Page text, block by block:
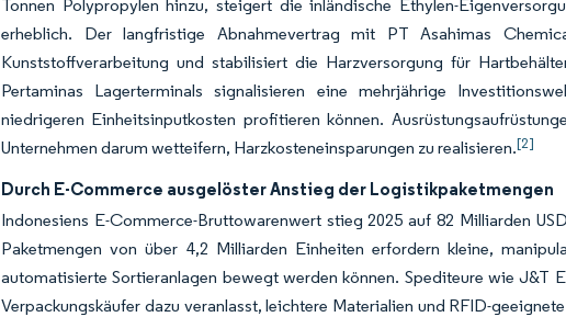
Tonnen Polypropylen hinzu, steigert die inländische Ethylen-
erheblich. Der langfristige Abnahmevertrag mit PT Asahimas
Kunststoffverarbeitung und stabilisiert die Harzversorgung für
Pertaminas Lagerterminals signalisieren eine mehrjährige
niedrigeren Einheitsinputkosten profitieren können.
Unternehmen darum wetteifern, Harzkosteneinsparungen zu realisieren.[2]
Durch E-Commerce ausgelöster Anstieg der Logistikpaketmengen
Indonesiens E-Commerce-Bruttowarenwert stieg 2025 auf 82 Milliarden
Paketmengen von über 4,2 Milliarden Einheiten erfordern kleine,
automatisierte Sortieranlagen bewegt werden können. Spediteure wie J&T
Verpackungskäufer dazu veranlasst, leichtere Materialien und RFID-